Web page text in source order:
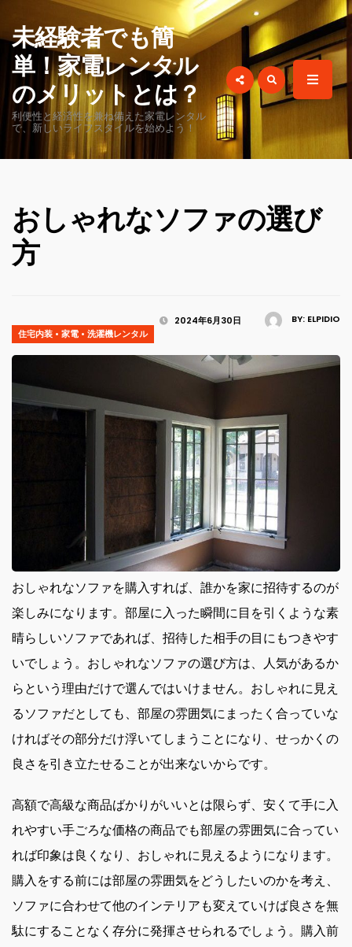
for:
未経験者でも簡
単！家電レンタル
のメリットとは？
利便性と経済性を兼ね備えた家電レンタル
で、新しいライフスタイルを始めよう！
おしゃれなソファの選び
方
BY: ELPIDIO
2024年6月30日
住宅内装 • 家電 • 洗濯機レンタル
おしゃれなソファを購入すれば、誰かを家に招待するのが
楽しみになります。 部屋に入った瞬間に目を引くような素
晴らしいソファであれば、招待した相手の目にもつきやす
いでしょう。おしゃれなソファの選び方は、人気があるか
らという理由だけで選んではいけません。おしゃれに見え
るソファだとしても、部屋の雰囲気にまったく合っていな
ければその部分だけ浮いてしまうことになり、せっかくの
良さを引き立たせることが出来ないからです。
高額で高級な商品ばかりがいいとは限らず、安くて手に入
れやすい手ごろな価格の商品でも部屋の雰囲気に合ってい
れば印象は良くなり、おしゃれに見えるようになります。
購入をする前には部屋の雰囲気をどうしたいのかを考え、
ソファに合わせて他のインテリアも変えていけば良さを無
駄にすることなく存分に発揮させられるでしょう。購入前